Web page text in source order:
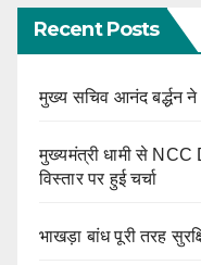
Recent Posts
मुख्य सचिव आनंद बर्द्धन ने
मुख्यमंत्री धामी से NCC
विस्तार पर हुई चर्चा
भाखड़ा बांध पूरी तरह